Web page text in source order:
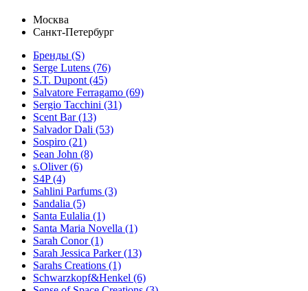
Москва
Санкт-Петербург
Бренды (S)
Serge Lutens (76)
S.T. Dupont (45)
Salvatore Ferragamo (69)
Sergio Tacchini (31)
Scent Bar (13)
Salvador Dali (53)
Sospiro (21)
Sean John (8)
s.Oliver (6)
S4P (4)
Sahlini Parfums (3)
Sandalia (5)
Santa Eulalia (1)
Santa Maria Novella (1)
Sarah Conor (1)
Sarah Jessica Parker (13)
Sarahs Creations (1)
Schwarzkopf&Henkel (6)